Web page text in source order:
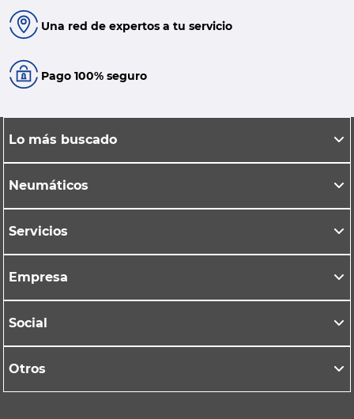
Una red de expertos a tu servicio
Pago 100% seguro
Lo más buscado
Neumáticos
Servicios
Empresa
Social
Otros